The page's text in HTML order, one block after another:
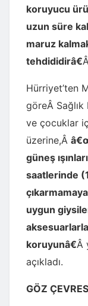
koruyucu
uzun süre
maruz
tehdididirâ€
Hürriyet’ten
göreÂ Sağlık
ve çocuklar
üzerine,Â
güneş
saatlerinde
uygun
koruyunâ€Â
açıkladı.
GÖZ